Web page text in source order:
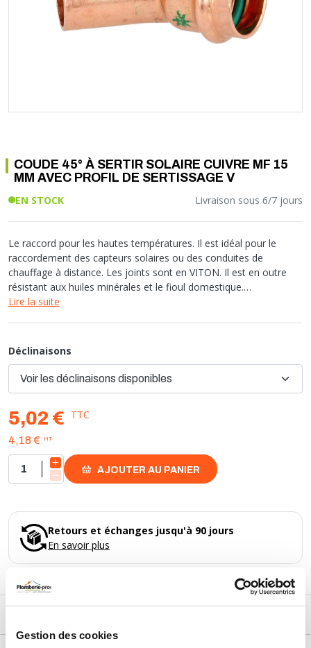
Gestion des cookies
RACCORD PE (POLYÉTHYLÈNE)
RACCORD GALVA
ROBINET
FLEXIBLE
ETANCHÉITÉ RACCORDEMENT
FIXATION ET SUPPORT
RÉDUCTEUR DE PRESSION
COMPTEUR ET ACCESSOIRE
FILTRATION
Soupape différentielle
Température
Vase d'expansion
SOLAIRE
EQUIPEMENT INDUSTRIEL
COMMUNICATION
LAMPE ET TORCHE
PILES ET ACCUMULATEURS
BLOC DE SÉCURITÉ
SYSTÈMES DE SÉCURITÉ
VMC ET VENTILATION
TRAPPE CHATIÈRE ET HUBLOT
PLOMBERIE PER
VOTRE SOLUTION CHAUFFAGE
COUDE 45° À SERTIR SOLAIRE CUIVRE MF 15
MM AVEC PROFIL DE SERTISSAGE V
EN STOCK Livraison sous 6/7 jours
Le raccord pour les hautes températures. Il est idéal pour le
raccordement des capteurs solaires ou des conduites de
chauffage à distance. Les joints sont en VITON. Il est en outre
résistant aux huiles minérales et le fioul domestique.
Modèle: Coude 45° M/F
Pression [bar]: 6
Contour: profil de sertissage V
Température de service [°C]: -20 à 160
Lire la suite
Déclinaisons
5,02 € TTC
4,18 € HT
AJOUTER AU PANIER
Retours et échanges jusqu'à 90 jours
En savoir plus